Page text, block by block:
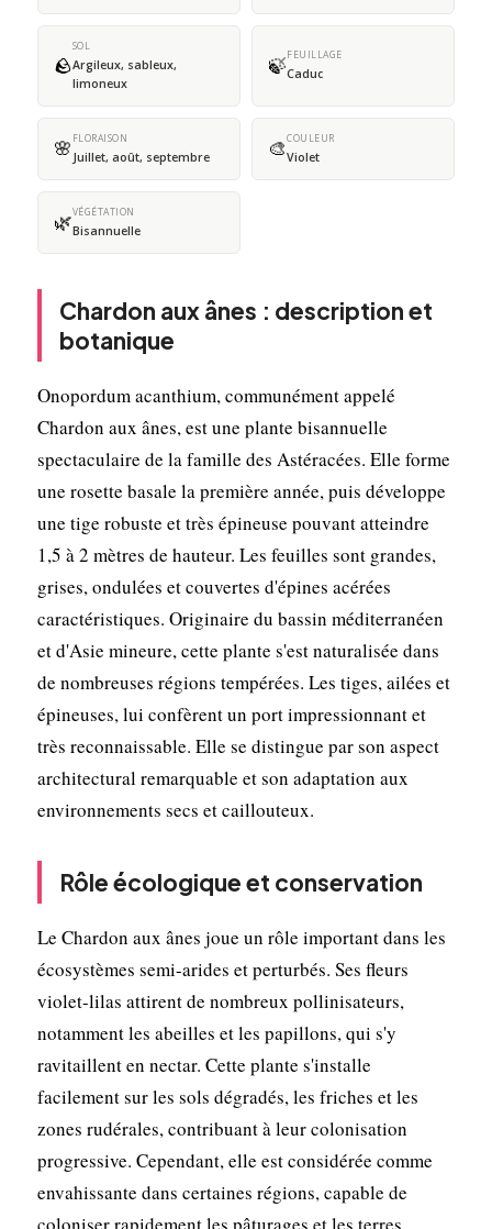
🪨
SOL
Argileux, sableux,
limoneux
🍃FEUILLAGE
Caduc
🌸 FLORAISON
Juillet, août, septembre 🎨COULEUR
Violet
🌿VÉGÉTATION
Bisannuelle
Chardon aux ânes : description et
botanique
Onopordum acanthium, communément appelé
Chardon aux ânes, est une plante bisannuelle
spectaculaire de la famille des Astéracées. Elle forme
une rosette basale la première année, puis développe
une tige robuste et très épineuse pouvant atteindre
1,5 à 2 mètres de hauteur. Les feuilles sont grandes,
grises, ondulées et couvertes d'épines acérées
caractéristiques. Originaire du bassin méditerranéen
et d'Asie mineure, cette plante s'est naturalisée dans
de nombreuses régions tempérées. Les tiges, ailées et
épineuses, lui confèrent un port impressionnant et
très reconnaissable. Elle se distingue par son aspect
architectural remarquable et son adaptation aux
environnements secs et caillouteux.
Rôle écologique et conservation
Le Chardon aux ânes joue un rôle important dans les
écosystèmes semi-arides et perturbés. Ses fleurs
violet-lilas attirent de nombreux pollinisateurs,
notamment les abeilles et les papillons, qui s'y
ravitaillent en nectar. Cette plante s'installe
facilement sur les sols dégradés, les friches et les
zones rudérales, contribuant à leur colonisation
progressive. Cependant, elle est considérée comme
envahissante dans certaines régions, capable de